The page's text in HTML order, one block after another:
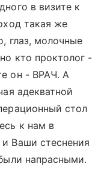
в визите к
такая же
глаз, молочные
кто проктолог -
он - ВРАЧ. А
адекватной
стол
к нам в
Ваши стеснения
напрасными.